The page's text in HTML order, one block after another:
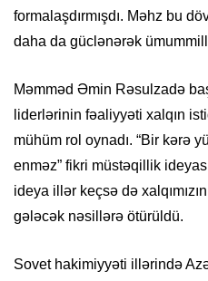
formalaşdırmışdı. Məhz bu
daha da güclənərək
Məmməd Əmin Rəsulzadə
liderlərinin fəaliyyəti xalqın
mühüm rol oynadı. “Bir kərə
enməz” fikri müstəqillik
ideya illər keçsə də
gələcək nəsillərə ötürüldü.
Sovet hakimiyyəti illərində